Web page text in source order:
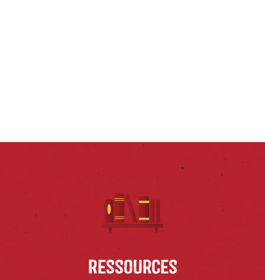
Ressources